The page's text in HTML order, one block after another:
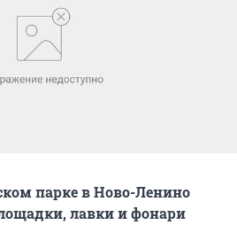
парке в Ново-Ленино
лавки и фонари